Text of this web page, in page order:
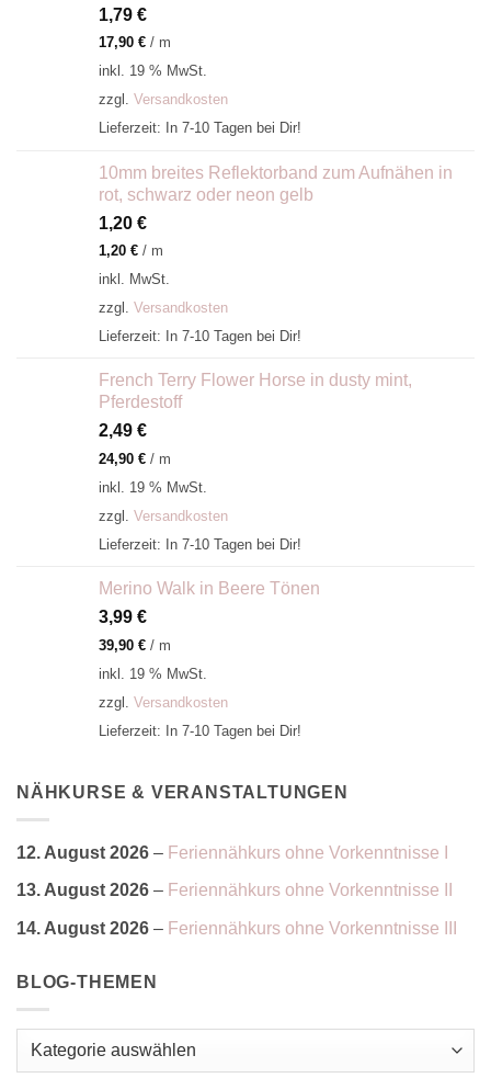
1,79 €
17,90 € / m
inkl. 19 % MwSt.
zzgl. Versandkosten
Lieferzeit:
In 7-10 Tagen bei Dir!
10mm breites Reflektorband zum Aufnähen in
rot, schwarz oder neon gelb
1,20 €
1,20 € / m
inkl. MwSt.
zzgl. Versandkosten
Lieferzeit:
In 7-10 Tagen bei Dir!
French Terry Flower Horse in dusty mint,
Pferdestoff
2,49 €
24,90 € / m
inkl. 19 % MwSt.
zzgl. Versandkosten
Lieferzeit:
In 7-10 Tagen bei Dir!
Merino Walk in Beere Tönen
3,99 €
39,90 € / m
inkl. 19 % MwSt.
zzgl. Versandkosten
Lieferzeit:
In 7-10 Tagen bei Dir!
NÄHKURSE & VERANSTALTUNGEN
12. August 2026 – Feriennähkurs ohne Vorkenntnisse I
13. August 2026 – Feriennähkurs ohne Vorkenntnisse II
14. August 2026 – Feriennähkurs ohne Vorkenntnisse III
BLOG-THEMEN
Blog-
Themen